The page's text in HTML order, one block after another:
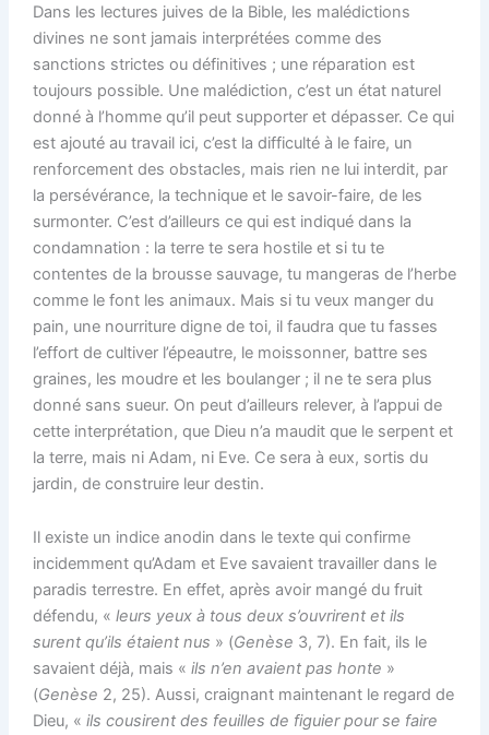
Dans les lectures juives de la Bible, les malédictions
divines ne sont jamais interprétées comme des
sanctions strictes ou définitives ; une réparation est
toujours possible. Une malédiction, c’est un état naturel
donné à l’homme qu’il peut supporter et dépasser. Ce qui
est ajouté au travail ici, c’est la difficulté à le faire, un
renforcement des obstacles, mais rien ne lui interdit, par
la persévérance, la technique et le savoir-faire, de les
surmonter. C’est d’ailleurs ce qui est indiqué dans la
condamnation : la terre te sera hostile et si tu te
contentes de la brousse sauvage, tu mangeras de l’herbe
comme le font les animaux. Mais si tu veux manger du
pain, une nourriture digne de toi, il faudra que tu fasses
l’effort de cultiver l’épeautre, le moissonner, battre ses
graines, les moudre et les boulanger ; il ne te sera plus
donné sans sueur. On peut d’ailleurs relever, à l’appui de
cette interprétation, que Dieu n’a maudit que le serpent et
la terre, mais ni Adam, ni Eve. Ce sera à eux, sortis du
jardin, de construire leur destin.
Il existe un indice anodin dans le texte qui confirme
incidemment qu’Adam et Eve savaient travailler dans le
paradis terrestre. En effet, après avoir mangé du fruit
défendu, « leurs yeux à tous deux s’ouvrirent et ils
surent qu’ils étaient nus » (Genèse 3, 7). En fait, ils le
savaient déjà, mais « ils n’en avaient pas honte »
(Genèse 2, 25). Aussi, craignant maintenant le regard de
Dieu, « ils cousirent des feuilles de figuier pour se faire